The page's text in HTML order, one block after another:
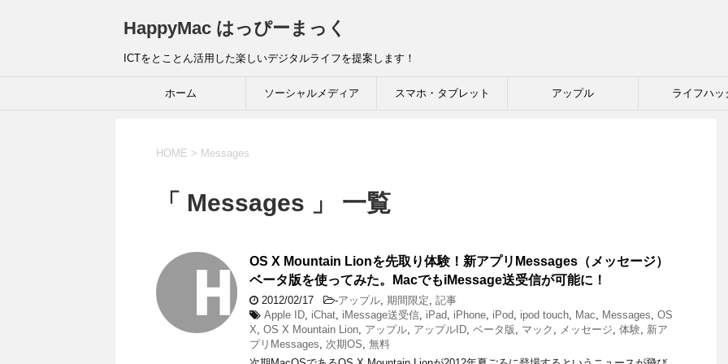
HappyMac はっぴーまっく
ICTをとことん活用した楽しいデジタルライフを提案します！
ホーム ソーシャルメディア スマホ・タブレット アップル ライフハッ
HOME > Messages
「 Messages 」 一覧
OS X Mountain Lionを先取り体験！新アプリMessages（メッセージ）
ベータ版を使ってみた。MacでもiMessage送受信が可能に！
2012/02/17 -アップル, 期間限定, 記事
Apple ID, iChat, iMessage送受信, iPad, iPhone, iPod, ipod touch, Mac, Messages, OS
X, OS X Mountain Lion, アップル, アップルID, ベータ版, マック , メッセージ, 体験, 新ア
プリMessages, 次期OS, 無料